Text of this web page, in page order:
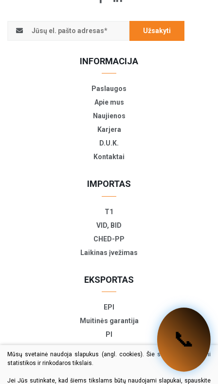
Užsakyti
INFORMACIJA
Paslaugos
Apie mus
Naujienos
Karjera
D.U.K.
Kontaktai
IMPORTAS
T1
VID, BID
CHED-PP
Laikinas įvežimas
EKSPORTAS
EPI
Muitinės garantija
PI
Mūsų svetainė naudoja slapukus (angl. cookies). Šie slapukai naudojami
statistikos ir rinkodaros tikslais.
Jei Jūs sutinkate, kad šiems tikslams būtų naudojami slapukai, spauskite
📞